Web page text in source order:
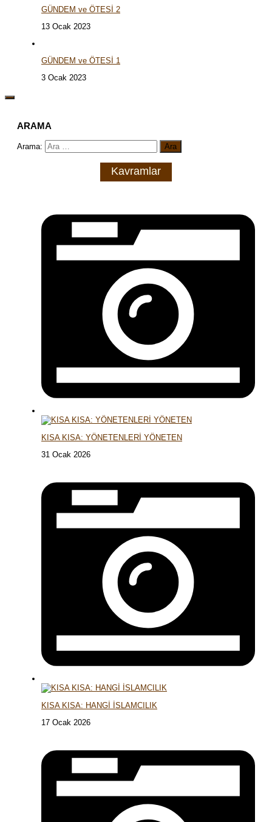
GÜNDEM ve ÖTESİ 2
13 Ocak 2023
GÜNDEM ve ÖTESİ 1
3 Ocak 2023
ARAMA
Arama:
Kavramlar
KISA KISA: YÖNETENLERİ YÖNETEN
31 Ocak 2026
KISA KISA: HANGİ İSLAMCILIK
17 Ocak 2026